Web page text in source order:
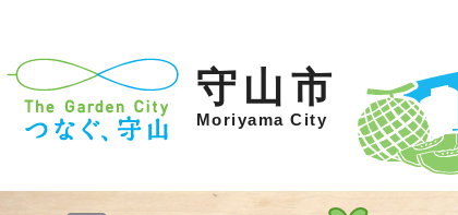
守山市
Moriyama City